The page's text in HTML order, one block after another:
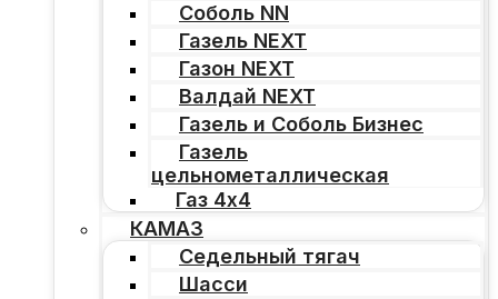
Соболь NN
Газель NEXT
Газон NEXT
Валдай NEXT
Газель и Соболь Бизнес
Газель
цельнометаллическая
Газ 4х4
КАМАЗ
Седельный тягач
Шасси